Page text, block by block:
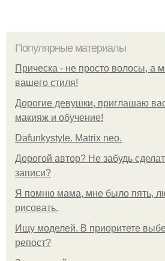
Популярные материалы
Прическа - не просто волосы, а
вашего стиля!
Дорогие девушки, приглашаю
макияж и обучение!
Dafunkystyle. Matrix neo.
Дорогой автор? Не забудь
записи?
Я помню мама, мне было пять,
рисовать.
Ищу моделей. В приоритете
репост?